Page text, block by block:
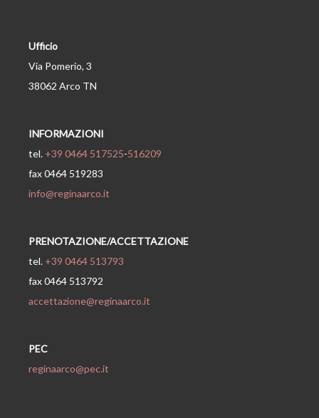
Ufficio
Via Pomerio, 3
38062 Arco TN
INFORMAZIONI
tel. +39 0464 517525-516209
fax 0464 519283
info@reginaarco.it
PRENOTAZIONE/ACCETTAZIONE
tel. +39 0464 513793
fax 0464 513792
accettazione@reginaarco.it
PEC
reginaarco@pec.it